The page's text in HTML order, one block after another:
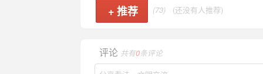
+ 推荐 (73) (还没有人推荐)
评论 共有0条评论